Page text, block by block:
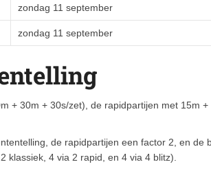
zondag 11 september
zondag 11 september
+ 30m + 30s/zet), de rapidpartijen met 15m
de rapidpartijen een factor 2, en de
klassiek, 4 via 2 rapid, en 4 via 4 blitz).